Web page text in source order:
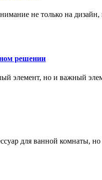
не только на
решении
элемент, но и важный
для ванной комнаты,